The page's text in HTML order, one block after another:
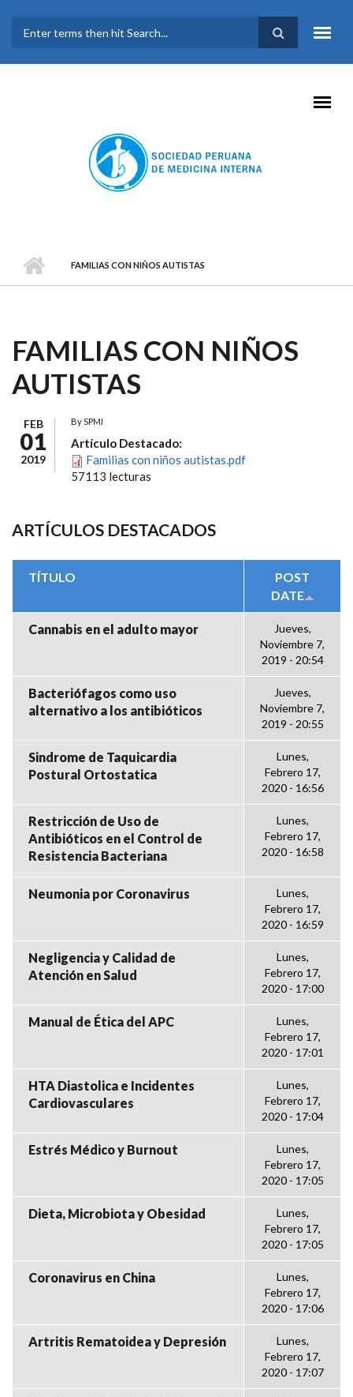
FORMULARIO DE
BÚSQUEDA
FAMILIAS CON NIÑOS AUTISTAS
FAMILIAS CON NIÑOS
AUTISTAS
FEB
01
2019
BySPMI
Artículo Destacado:
Familias con niños autistas.pdf
57113 lecturas
ARTÍCULOS DESTACADOS
TÍTULO
POST
DATE
Cannabis en el adulto mayor
Jueves,
Noviembre 7,
2019 - 20:54
Bacteriófagos como uso
alternativo a los antibióticos
Jueves,
Noviembre 7,
2019 - 20:55
Sindrome de Taquicardia
Postural Ortostatica
Lunes,
Febrero 17,
2020 - 16:56
Restricción de Uso de
Antibióticos en el Control de
Resistencia Bacteriana
Lunes,
Febrero 17,
2020 - 16:58
Neumonia por Coronavirus
Lunes,
Febrero 17,
2020 - 16:59
Negligencia y Calidad de
Atención en Salud
Lunes,
Febrero 17,
2020 - 17:00
Manual de Ética del APC
Lunes,
Febrero 17,
2020 - 17:01
HTA Diastolica e Incidentes
Cardiovasculares
Lunes,
Febrero 17,
2020 - 17:04
Estrés Médico y Burnout
Lunes,
Febrero 17,
2020 - 17:05
Dieta, Microbiota y Obesidad
Lunes,
Febrero 17,
2020 - 17:05
Coronavirus en China
Lunes,
Febrero 17,
2020 - 17:06
Artritis Rematoidea y Depresión
Lunes,
Febrero 17,
2020 - 17:07